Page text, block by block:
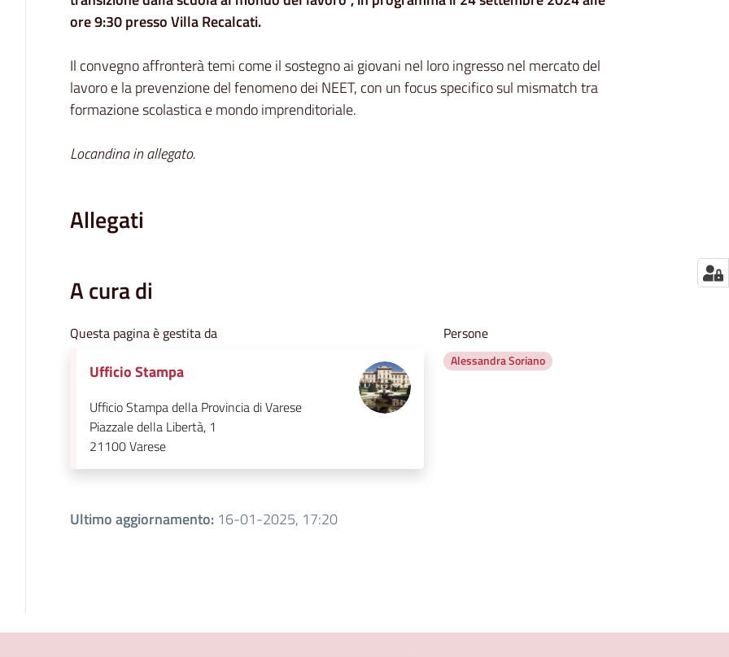
ore 9:30 presso Villa Recalcati.
Il convegno affronterà temi come il sostegno ai giovani nel loro ingresso nel mercato del
lavoro e la prevenzione del fenomeno dei NEET, con un focus specifico sul mismatch tra
formazione scolastica e mondo imprenditoriale.
Locandina in allegato.
Allegati
A cura di
Questa pagina è gestita da
Ufficio Stampa
Ufficio Stampa della Provincia di Varese
Piazzale della Libertà, 1
21100Varese
Persone
Alessandra Soriano
Ultimo aggiornamento: 16-01-2025, 17:20